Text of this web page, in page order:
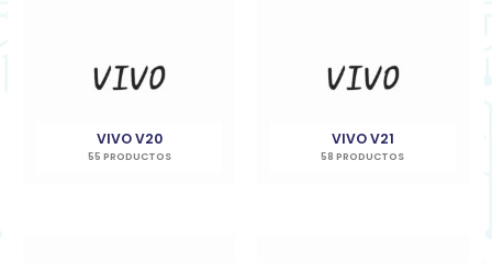
VIVO V20
55 PRODUCTOS
VIVO V21
58 PRODUCTOS